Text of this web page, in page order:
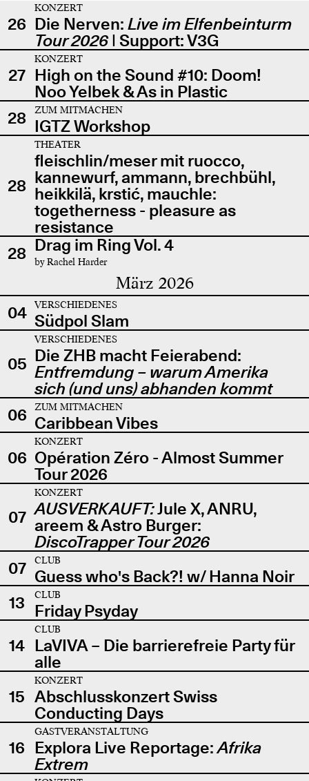
26
KONZERT
Die Nerven: Live im Elfenbeinturm
Tour 2026| Support: V3G
27
KONZERT
High on the Sound #10: Doom!
Noo Yelbek & As in Plastic
28
ZUM MITMACHEN
IGTZ Workshop
28
THEATER
fleischlin/meser mit ruocco,
kannewurf, ammann, brechbühl,
heikkilä, krstić, mauchle:
togetherness - pleasure as
resistance
28 Drag im Ring Vol. 4
by Rachel Harder
März 2026
04 VERSCHIEDENES
Südpol Slam
05
VERSCHIEDENES
Die ZHB macht Feierabend:
Entfremdung – warum Amerika
sich (und uns) abhanden kommt
06
ZUM MITMACHEN
Caribbean Vibes
06
KONZERT
Opération Zéro - Almost Summer
Tour 2026
07
KONZERT
AUSVERKAUFT:Jule X, ANRU,
areem & Astro Burger:
DiscoTrapper Tour 2026
07
CLUB
Guess who's Back?! w/ Hanna Noir
13
CLUB
Friday Psyday
14
CLUB
LaVIVA – Die barrierefreie Party für
alle
15
KONZERT
Abschlusskonzert Swiss
Conducting Days
16
GASTVERANSTALTUNG
Explora Live Reportage:Afrika
Extrem